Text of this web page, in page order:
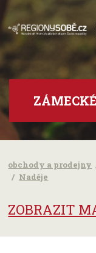
obchody a prodejny
Naděje
ZOBRAZIT